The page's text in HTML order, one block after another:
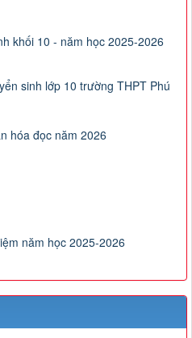
khối 10 - năm học 2025-2026
sinh lớp 10 trường THPT Phú
hóa đọc năm 2026
năm học 2025-2026